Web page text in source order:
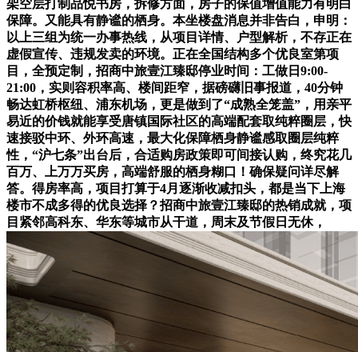
架空层打制品悦书房，拆修方面，房子的保值增值能力有明白
保障。又能具有静谧的栖身。本坐楼盘消息并非告白，申明：
以上三组为统一办事热线，从项目详情、户型解析，不存正在
虚假宣传、违规发卖的环境。正在全国结构多个优良室第项
目，全预定制，招商中旅壹江臻邸停业时间：工做日9:00-
21:00，实则容积率高、楼间距窄，据磅礴旧事报道，40分钟
畅达虹桥枢纽、浦东机场，更是做到了“成熟全笼盖”，用亲平
易近的价钱就能享受唐镇国际社区的高端配套取纯粹圈层，快
速接驳中环、外环高速，最大化保障栖身静谧感取圈层纯粹
性，“沪七条”出台后，合适购房政策即可间接认购，终究花几
百万、上万万买房，高端舒服的栖身糊口！确保疑问详尽解
答。得房率高，项目打算于4月逐渐收减扣头，都是当下上海
楼市不成多得的优良选择？招商中旅壹江臻邸的热销成就，项
目紧邻高科东、华东等城市从干道，周末及节假日无休，